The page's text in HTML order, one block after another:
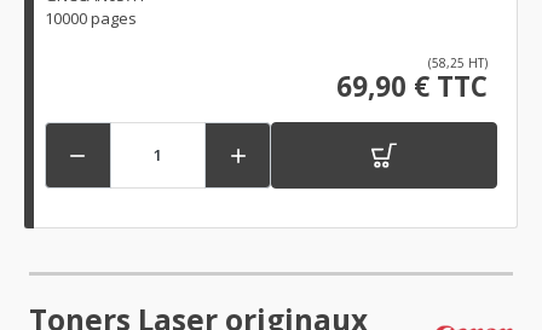
10000 pages
(58,25 HT)
69,90 € TTC
 
Toners Laser originaux